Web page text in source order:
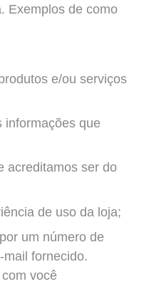
Exemplos de como
e/ou serviços
informações que
acreditamos ser do
de uso da loja;
um número de
fornecido.
você